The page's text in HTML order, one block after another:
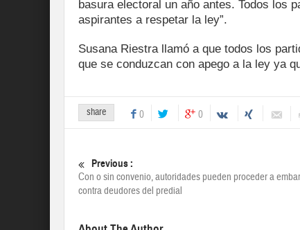
basura electoral un año antes. Todos los
aspirantes a respetar la ley”.
Susana Riestra llamó a que todos los
que se conduzcan con apego a la ley ya
share 0 0
Previous :
Con o sin convenio, autoridades pueden proceder a
contra deudores del predial